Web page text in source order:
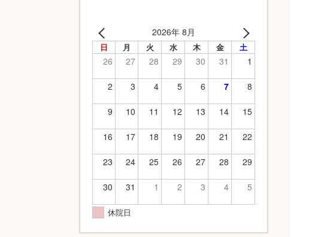
2026年 8月
日 月 火 水 木 金 土
26 27 28 29 30 31 1
2 3 4 5 6 7 8
9 10 11 12 13 14 15
16 17 18 19 20 21 22
23 24 25 26 27 28 29
30 31 1 2 3 4 5
休院日